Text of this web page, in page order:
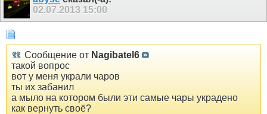
02.07.2013 15:00
Сообщение от Nagibatel6
такой вопрос
вот у меня украли чаров
ты их забанил
а мыло на котором были эти самые чары украдено
как вернуть своё?